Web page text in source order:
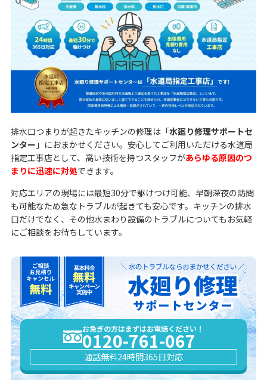
排水口つまりが起きたキッチンの修理は「水廻り修理サポートセ
ンター 」におまかせください。安心してご利用いただける水道局
指定工事店として、高い技術を持つスタッフがあらゆる原因のつ
まりに迅速に対処できます。
対応エリアの現場には最短30分で駆けつけ可能、早朝深夜の訪問
も可能なため急なトラブルが起きても安心です。キッチンの排水
口だけでなく、その他水まわり設備のトラブルについてもお気軽
にご相談をお待ちしています。
お急ぎの方はまずはお電話ください！
0120-761-067
通話無料24時間365日対応